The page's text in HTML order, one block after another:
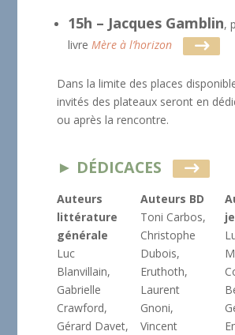
15h – Jacques Gamblin,
livreMère à l’horizon
Dans la limite des places
invités des plateaux seront en
ou après la rencontre.
► DÉDICACES
Auteurs
littérature
générale
Luc
Blanvillain,
Gabrielle
Crawford,
Gérard Davet,
Auteurs BD
Toni Carbos,
Christophe
Dubois,
Eruthoth,
Laurent
Gnoni,
Vincent